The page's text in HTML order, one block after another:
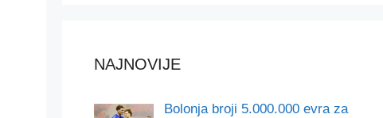
NAJNOVIJE
Bolonja broji 5.000.000 evra za